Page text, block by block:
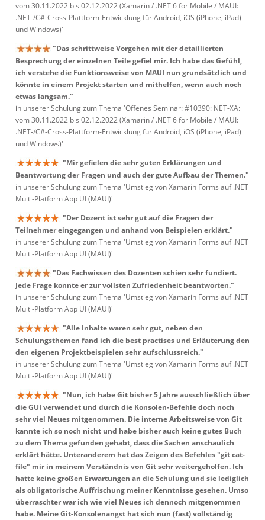
vom 30.11.2022 bis 02.12.2022 (Xamarin / .NET 6 for Mobile / MAUI:
.NET-/C#-Cross-Plattform-Entwicklung für Android, iOS (iPhone, iPad)
und Windows)'
"Das schrittweise Vorgehen mit der detaillierten
Besprechung der einzelnen Teile gefiel mir. Ich habe das Gefühl,
ich verstehe die Funktionsweise von MAUI nun grundsätzlich und
könnte in einem Projekt starten und mithelfen, wenn auch noch
etwas langsam."
in unserer Schulung zum Thema 'Offenes Seminar: #10390: NET-XA:
vom 30.11.2022 bis 02.12.2022 (Xamarin / .NET 6 for Mobile / MAUI:
.NET-/C#-Cross-Plattform-Entwicklung für Android, iOS (iPhone, iPad)
und Windows)'
"Mir gefielen die sehr guten Erklärungen und
Beantwortung der Fragen und auch der gute Aufbau der Themen."
in unserer Schulung zum Thema 'Umstieg von Xamarin Forms auf .NET
Multi-Platform App UI (MAUI)'
"Der Dozent ist sehr gut auf die Fragen der
Teilnehmer eingegangen und anhand von Beispielen erklärt."
in unserer Schulung zum Thema 'Umstieg von Xamarin Forms auf .NET
Multi-Platform App UI (MAUI)'
"Das Fachwissen des Dozenten schien sehr fundiert.
Jede Frage konnte er zur vollsten Zufriedenheit beantworten."
in unserer Schulung zum Thema 'Umstieg von Xamarin Forms auf .NET
Multi-Platform App UI (MAUI)'
"Alle Inhalte waren sehr gut, neben den
Schulungsthemen fand ich die best practises und Erläuterung den
den eigenen Projektbeispielen sehr aufschlussreich."
in unserer Schulung zum Thema 'Umstieg von Xamarin Forms auf .NET
Multi-Platform App UI (MAUI)'
"Nun, ich habe Git bisher 5 Jahre ausschließlich über
die GUI verwendet und durch die Konsolen-Befehle doch noch
sehr viel Neues mitgenommen. Die interne Arbeitsweise von Git
kannte ich so noch nicht und habe bisher auch keine gutes Buch
zu dem Thema gefunden gehabt, dass die Sachen anschaulich
erklärt hätte. Unteranderem hat das Zeigen des Befehles "git cat-
file" mir in meinem Verständnis von Git sehr weitergeholfen. Ich
hatte keine großen Erwartungen an die Schulung und sie lediglich
als obligatorische Auffrischung meiner Kenntnisse gesehen. Umso
überraschter war ich wie viel Neues ich dennoch mitgenommen
habe. Meine Git-Konsolenangst hat sich nun (fast) vollständig